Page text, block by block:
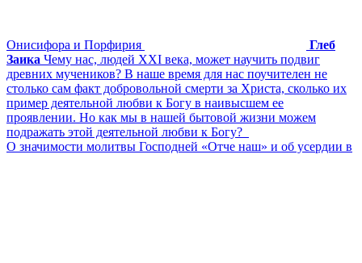
Онисифора и Порфирия
Глеб
Заика Чему нас, людей XXI века, может научить подвиг
древних мучеников? В наше время для нас поучителен не
столько сам факт добровольной смерти за Христа, сколько их
пример деятельной любви к Богу в наивысшем ее
проявлении. Но как мы в нашей бытовой жизни можем
подражать этой деятельной любви к Богу?
О значимости молитвы Господней «Отче наш» и об усердии в